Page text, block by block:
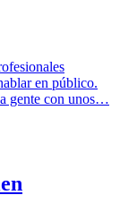
en público.
gente con unos…